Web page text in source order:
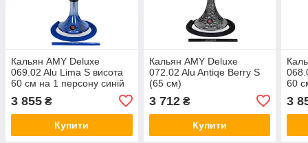
Кальян AMY Deluxe
069.02 Alu Lima S висота
60 см на 1 персону синій
3 855 ₴
Купити
Кальян AMY Deluxe
072.02 Alu Antiqe Berry S
(65 см)
3 712₴
Купити
60
3